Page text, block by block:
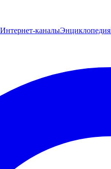
Интернет-каналыЭнциклопедия